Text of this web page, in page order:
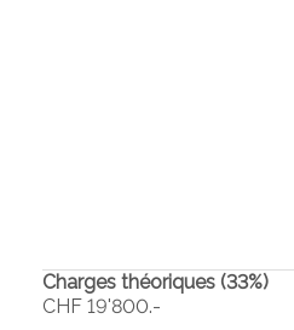
Charges théoriques (33%)
CHF 19'800.-